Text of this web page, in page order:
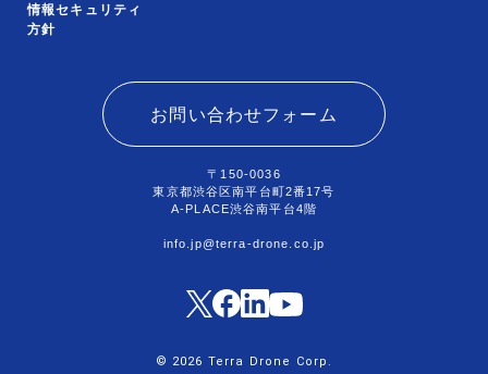
情報セキュリティ
方針
お問い合わせフォーム
〒150-0036
東京都渋谷区南平台町2番17号
A-PLACE渋谷南平台4階
info.jp@terra-drone.co.jp
© 2026 Terra Drone Corp.